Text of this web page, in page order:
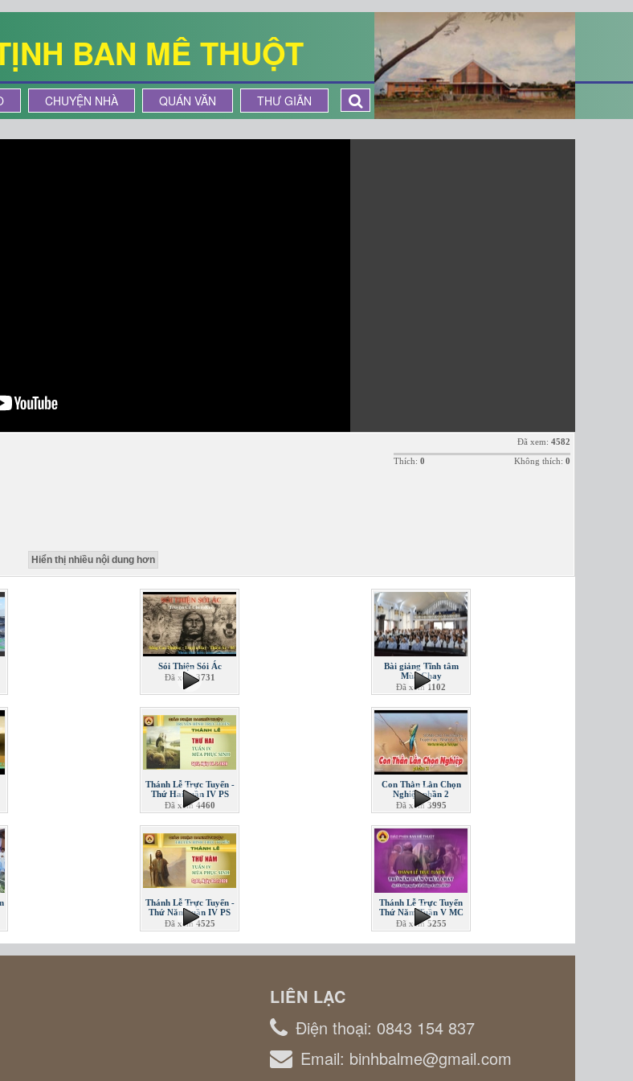
BAN MÊ THUỘT
CHUYỆN NHÀ QUÁN VĂN THƯ GIÃN
Đã xem: 4582
Thích: 0 Không thích: 0
Hiển thị nhiều nội dung hơn
Sói Thiện Sói Ác
Đã xem3731
Bài giảng Tĩnh tâm
Mùa Chay
Đã xem1102
Thánh Lễ Trực Tuyến -
Thứ Hai tuần IV PS
Đã xem4460
Con Thằn Lằn Chọn
Nghiệp phần 2
Đã xem3995
Thánh Lễ Trực Tuyến -
Thứ Năm tuần IV PS
Đã xem4525
Thánh Lễ Trực Tuyến
Thứ Năm Tuần V MC
Đã xem5255
LIÊN LẠC
Điện thoại: 0843 154 837
Email: binhbalme@gmail.com